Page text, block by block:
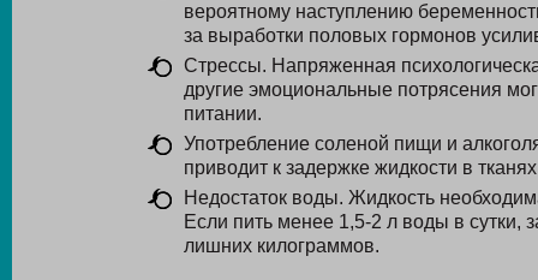
вероятному наступлению
за выработки половых гормонов
Стрессы. Напряженная
другие эмоциональные потрясения
питании.
Употребление соленой пищи и
приводит к задержке жидкости в
Недостаток воды. Жидкость
Если пить менее 1,5-2 л воды в сутки,
лишних килограммов.